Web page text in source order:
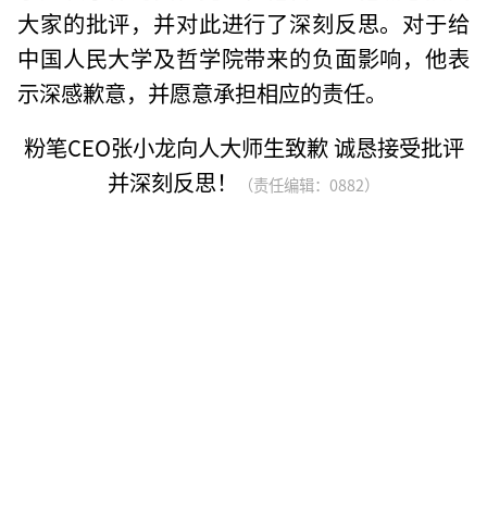
大家的批评，并对此进行了深刻反思。对于给
中国人民大学及哲学院带来的负面影响，他表
示深感歉意，并愿意承担相应的责任。
粉笔CEO张小龙向人大师生致歉 诚恳接受批评
并深刻反思！
（责任编辑：0882）